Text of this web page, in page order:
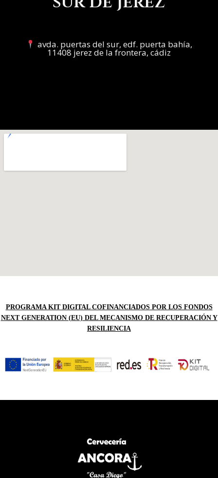
avda. puertas del sur, edf. puerta bahía,
11408 jerez de la frontera, cádiz
PROGRAMA KIT DIGITAL COFINANCIADOS POR LOS FONDOS
NEXT GENERATION (EU) DEL MECANISMO DE RECUPERACIÓN Y
RESILIENCIA